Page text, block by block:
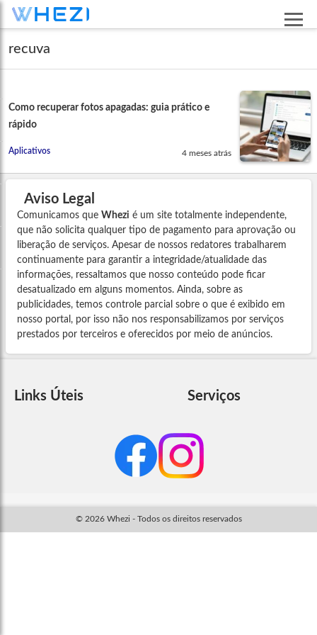
recuva
Como recuperar fotos apagadas: guia prático e
rápido
Aplicativos 4 meses atrás
Aviso Legal
Comunicamos que Whezi é um site totalmente independente,
que não solicita qualquer tipo de pagamento para aprovação ou
liberação de serviços. Apesar de nossos redatores trabalharem
continuamente para garantir a integridade/atualidade das
informações, ressaltamos que nosso conteúdo pode ficar
desatualizado em alguns momentos. Ainda, sobre as
publicidades, temos controle parcial sobre o que é exibido em
nosso portal, por isso não nos responsabilizamos por serviços
prestados por terceiros e oferecidos por meio de anúncios.
Links Úteis Serviços
© 2026 Whezi - Todos os direitos reservados